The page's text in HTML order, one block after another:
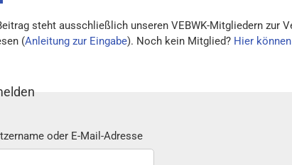
steht ausschließlich unseren VEBWK-Mitgliedern zur
(Anleitung zur Eingabe). Noch kein Mitglied? Hier
oder E-Mail-Adresse